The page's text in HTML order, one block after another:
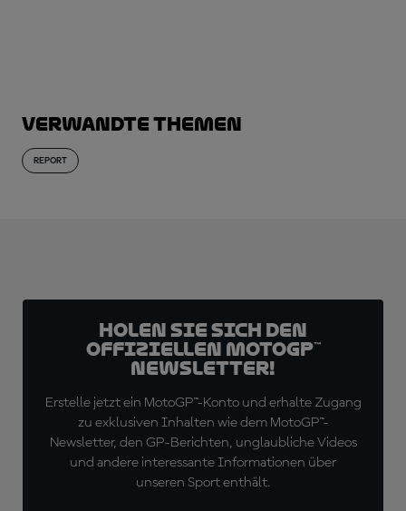
Verwandte Themen
REPORT
Holen Sie sich den
offiziellen MotoGP™
Newsletter!
Erstelle jetzt ein MotoGP™-Konto und erhalte Zugang
zu exklusiven Inhalten wie dem MotoGP™-
Newsletter, den GP-Berichten, unglaubliche Videos
und andere interessante Informationen über
unseren Sport enthält.